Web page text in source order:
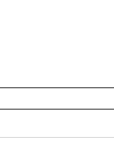
室」を開催